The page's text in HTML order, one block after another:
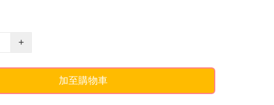
+
加至購物車